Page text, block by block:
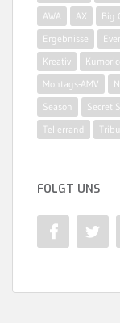
AWA
AX Big
Ergebnisse
Kreativ
Montags-AMV
Season
Secret
Tellerrand
FOLGT UNS